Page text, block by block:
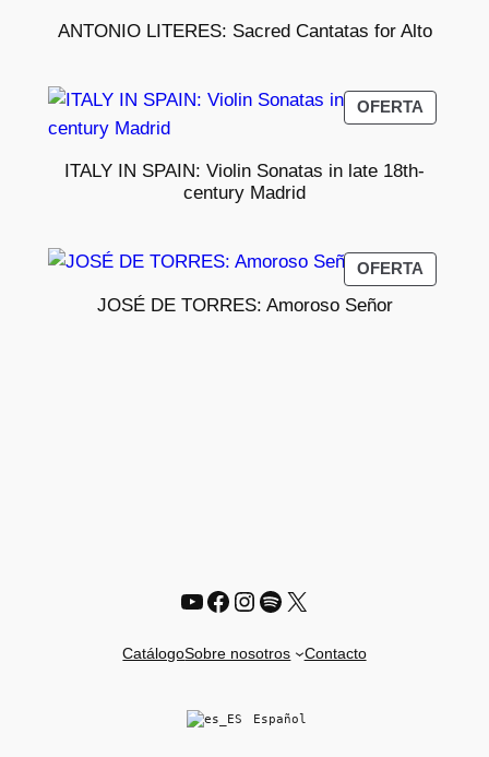
ANTONIO LITERES: Sacred Cantatas for Alto
OFERTA
EN
ITALY IN SPAIN: Violin Sonatas in late 18th-
century Madrid
OFERTA
EN
JOSÉ DE TORRES: Amoroso Señor
YouTube
Facebook
Instagram
Spotify
X
CatálogoSobre nosotros Contacto
Español